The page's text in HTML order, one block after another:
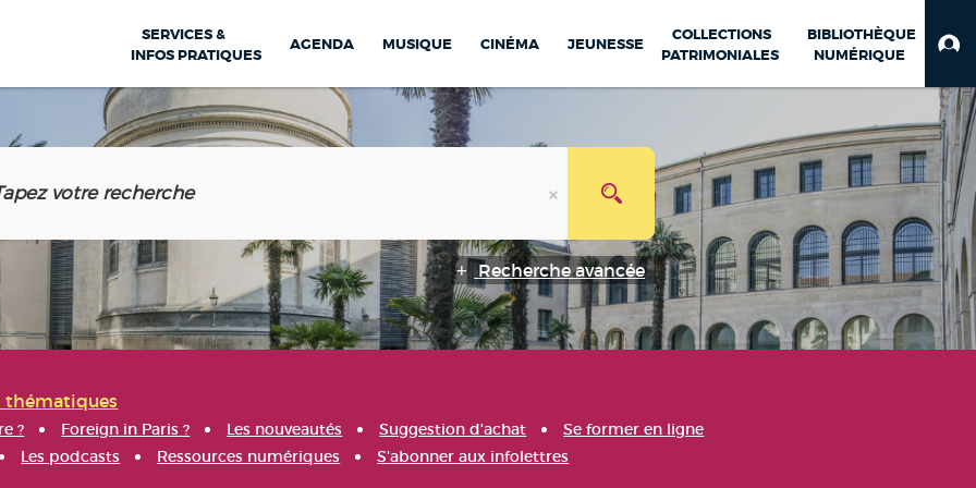
SERVICES &
INFOS PRATIQUES
AGENDA MUSIQUE CINÉMA JEUNESSE
COLLECTIONS
PATRIMONIALES
BIBLIOTHÈQUE
NUMÉRIQUE
Recherche avancée
thématiques
? Foreign in Paris ? Les nouveautés Suggestion d'achat
Se former en ligne
Les podcasts Ressources numériques S'abonner aux infolettres